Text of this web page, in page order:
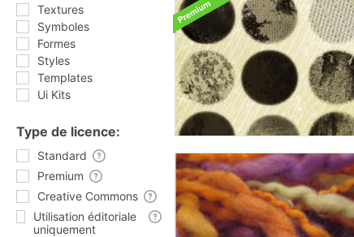
Textures
Symboles
Formes
Styles
Templates
Ui Kits
Type de licence:
Standard
Premium
Creative Commons
Utilisation éditoriale
uniquement